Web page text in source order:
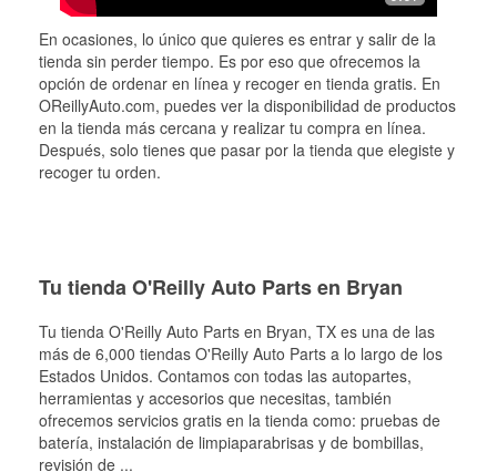
En ocasiones, lo único que quieres es entrar y salir de la
tienda sin perder tiempo. Es por eso que ofrecemos la
opción de ordenar en línea y recoger en tienda gratis. En
OReillyAuto.com, puedes ver la disponibilidad de productos
en la tienda más cercana y realizar tu compra en línea.
Después, solo tienes que pasar por la tienda que elegiste y
recoger tu orden.
Tu tienda O'Reilly Auto Parts en Bryan
Tu tienda O'Reilly Auto Parts en Bryan, TX es una de las
más de 6,000 tiendas O'Reilly Auto Parts a lo largo de los
Estados Unidos. Contamos con todas las autopartes,
herramientas y accesorios que necesitas, también
ofrecemos servicios gratis en la tienda como: pruebas de
batería, instalación de limpiaparabrisas y de bombillas,
revisión de ...